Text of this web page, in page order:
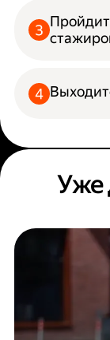
Уже